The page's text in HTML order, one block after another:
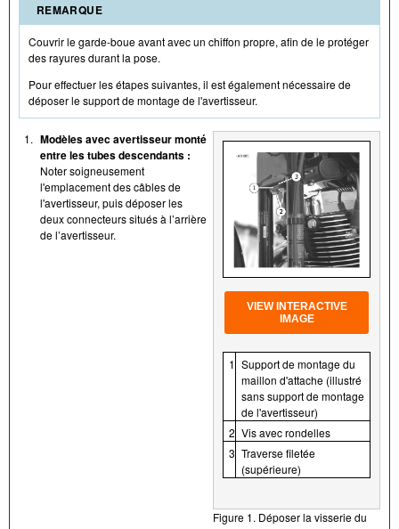
REMARQUE
Couvrir le garde-boue avant avec un chiffon propre, afin de le protéger
des rayures durant la pose.
Pour effectuer les étapes suivantes, il est également nécessaire de
déposer le support de montage de l'avertisseur.
1. Modèles avec avertisseur monté
entre les tubes descendants :
Noter soigneusement
l'emplacement des câbles de
l'avertisseur, puis déposer les
deux connecteurs situés à l’arrière
de l’avertisseur.
VIEW INTERACTIVE
IMAGE
1 Support de montage du
maillon d'attache (illustré
sans support de montage
de l'avertisseur)
2 Vis avec rondelles
3 Traverse filetée
(supérieure)
Figure 1. Déposer la visserie du